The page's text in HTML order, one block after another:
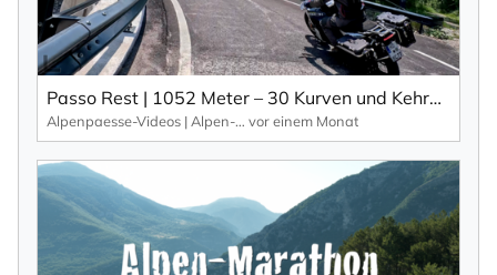
Passo Rest | 1052 Meter – 30 Kurven und Kehren und eine schmale Straße zeichnen diesen Alpenpass aus.
Alpenpaesse-Videos | Alpen-Marathon vor einem Monat